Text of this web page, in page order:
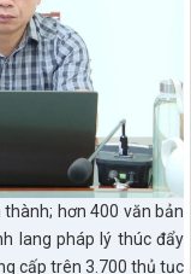
hơn 400 văn bản
lang pháp lý thúc đẩy
cấp trên 3.700 thủ tục